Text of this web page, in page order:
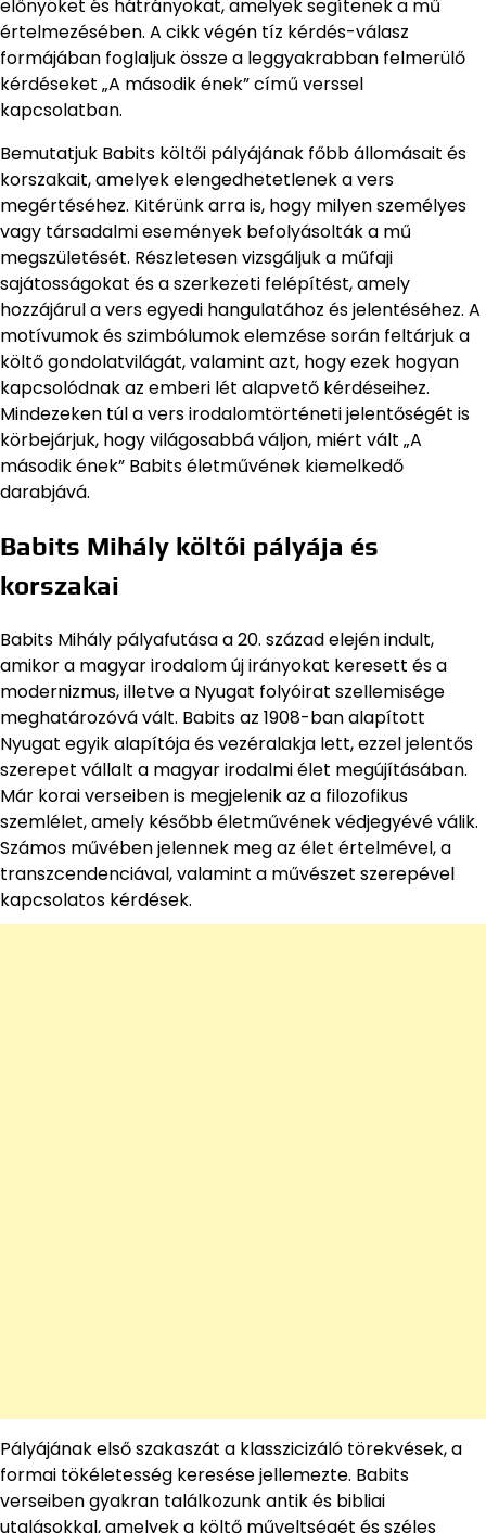
előnyöket és hátrányokat, amelyek segítenek a mű
értelmezésében. A cikk végén tíz kérdés-válasz
formájában foglaljuk össze a leggyakrabban felmerülő
kérdéseket „A második ének” című verssel
kapcsolatban.
Bemutatjuk Babits költői pályájának főbb állomásait és
korszakait, amelyek elengedhetetlenek a vers
megértéséhez. Kitérünk arra is, hogy milyen személyes
vagy társadalmi események befolyásolták a mű
megszületését. Részletesen vizsgáljuk a műfaji
sajátosságokat és a szerkezeti felépítést, amely
hozzájárul a vers egyedi hangulatához és jelentéséhez. A
motívumok és szimbólumok elemzése során feltárjuk a
költő gondolatvilágát, valamint azt, hogy ezek hogyan
kapcsolódnak az emberi lét alapvető kérdéseihez.
Mindezeken túl a vers irodalomtörténeti jelentőségét is
körbejárjuk, hogy világosabbá váljon, miért vált „A
második ének” Babits életművének kiemelkedő
darabjává.
Babits Mihály költői pályája és
korszakai
Babits Mihály pályafutása a 20. század elején indult,
amikor a magyar irodalom új irányokat keresett és a
modernizmus, illetve a Nyugat folyóirat szellemisége
meghatározóvá vált. Babits az 1908-ban alapított
Nyugat egyik alapítója és vezéralakja lett, ezzel jelentős
szerepet vállalt a magyar irodalmi élet megújításában.
Már korai verseiben is megjelenik az a filozofikus
szemlélet, amely később életművének védjegyévé válik.
Számos művében jelennek meg az élet értelmével, a
transzcendenciával, valamint a művészet szerepével
kapcsolatos kérdések.
Pályájának első szakaszát a klasszicizáló törekvések, a
formai tökéletesség keresése jellemezte. Babits
verseiben gyakran találkozunk antik és bibliai
utalásokkal, amelyek a költő műveltségét és széles